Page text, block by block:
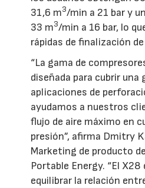
31,6 m3/min a 21 bar y
33 m3/min a 16 bar, lo
rápidas de finalización
“La gama de
diseñada para cubrir una
aplicaciones de
ayudamos a nuestros
flujo de aire máximo en
presión”, afirma Dmitry
Marketing de producto
Portable Energy. “El
equilibrar la relación